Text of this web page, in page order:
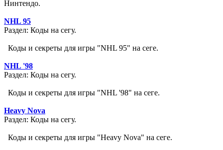
Нинтендо.
NHL 95
Раздел: Коды на сегу.
Коды и секреты для игры "NHL 95" на сеге.
NHL '98
Раздел: Коды на сегу.
Коды и секреты для игры "NHL '98" на сеге.
Heavy Nova
Раздел: Коды на сегу.
Коды и секреты для игры "Heavy Nova" на сеге.